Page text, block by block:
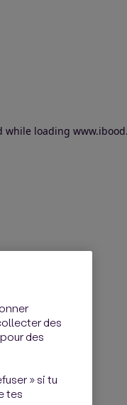
while loading
des
des
» si tu
tes